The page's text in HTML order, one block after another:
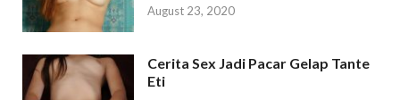
August 23, 2020
Cerita Sex Jadi Pacar Gelap Tante
Eti